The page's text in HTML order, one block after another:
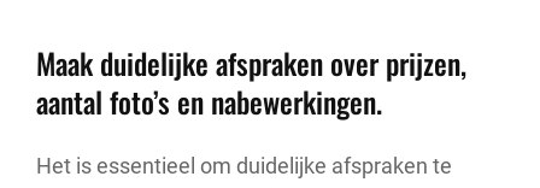
Maak duidelijke afspraken over prijzen,
aantal foto’s en nabewerkingen.
Het is essentieel om duidelijke afspraken te